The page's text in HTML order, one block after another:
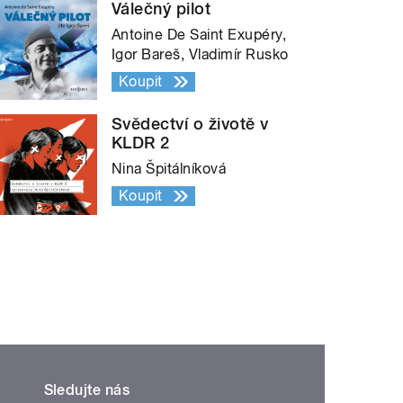
Válečný pilot
Antoine De Saint Exupéry,
Igor Bareš, Vladimír Rusko
Koupit
Svědectví o životě v
KLDR 2
Nina Špitálníková
Koupit
Sledujte nás